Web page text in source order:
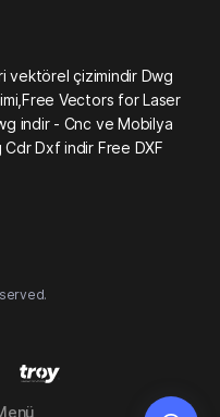
vektörel çizimindir Dwg
Vectors for Laser
indir - Cnc ve Mobilya
Dxf indir Free DXF